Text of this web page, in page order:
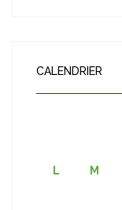
CALENDRIER
L M